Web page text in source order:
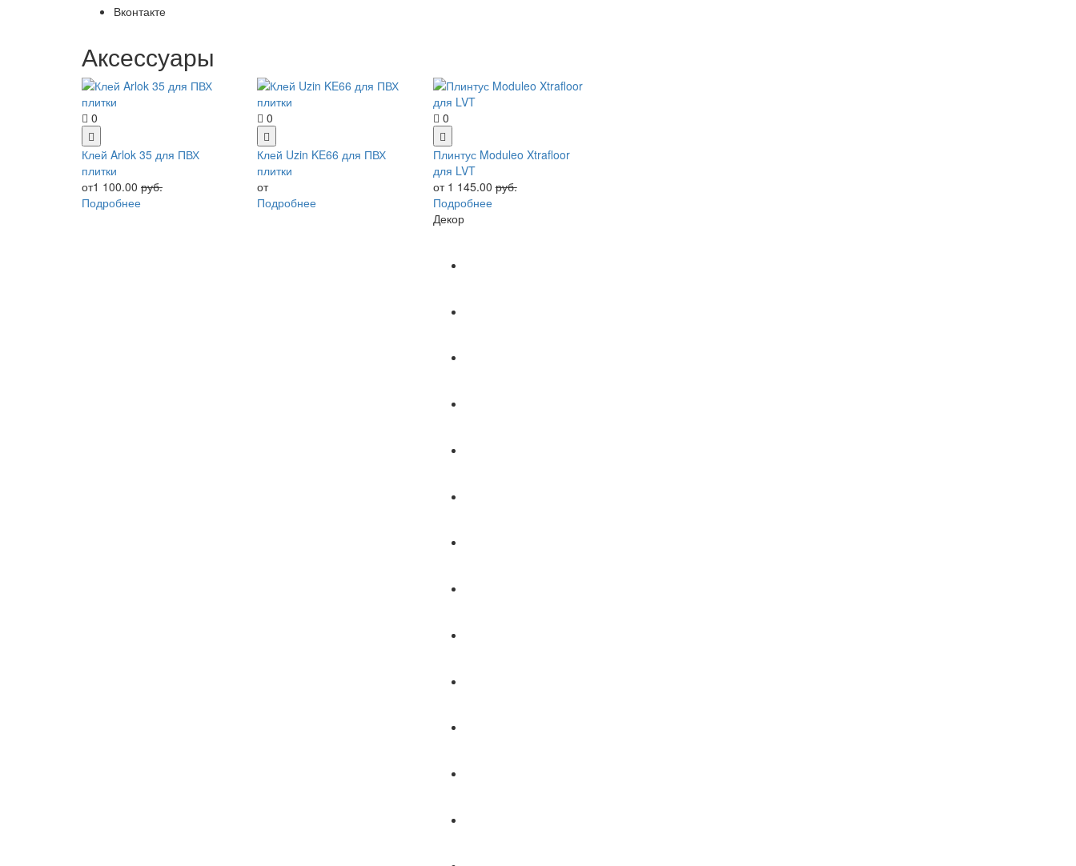
Вконтакте
Аксессуары
0
Клей Arlok 35 для ПВХ
плитки
от1 100.00 руб.
Подробнее
0
Клей Uzin KE66 для ПВХ
плитки
от
Подробнее
0
Плинтус Moduleo Xtrafloor
для LVT
от 1 145.00руб.
Подробнее
Декор